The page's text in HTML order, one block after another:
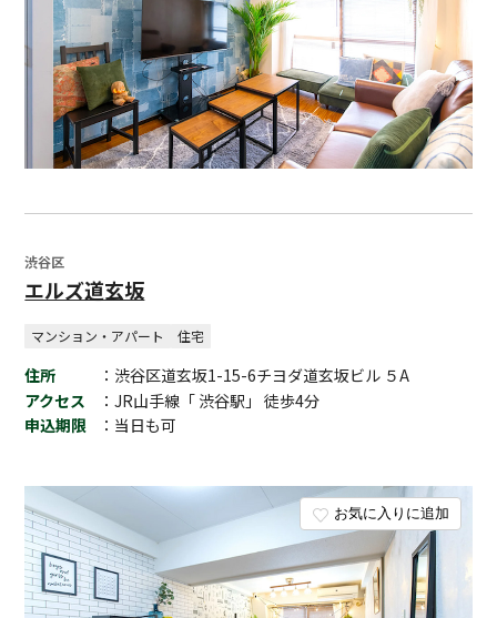
お気に入りに追加
渋谷区
エルズ道玄坂
マンション・アパート 住宅
住所
：渋谷区道玄坂1-15-6チヨダ道玄坂ビル ５A
アクセス
：JR山手線「 渋谷駅」 徒歩4分
申込期限
：当日も可